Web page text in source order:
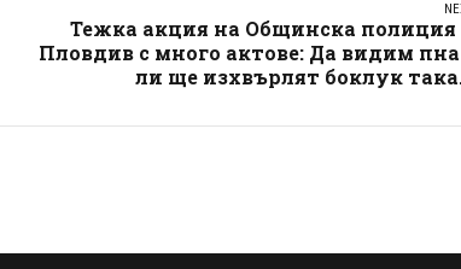
Тежка акция на Общинска полиция
Пловдив с много актове: Да видим
ли ще изхвърлят боклук